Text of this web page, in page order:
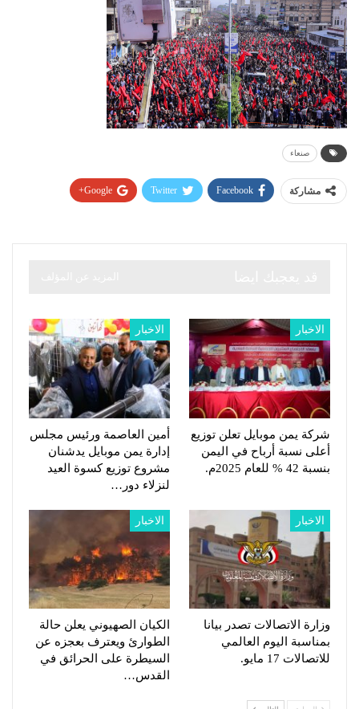
صنعاء
مشاركة Facebook
Twitter
Google+
الاخبار
شركة يمن موبايل تعلن توزيع
أعلى نسبة أرباح في اليمن
بنسبة 42 % للعام 2025م.
الاخبار
أمين العاصمة ورئيس مجلس
إدارة يمن موبايل يدشنان
مشروع توزيع كسوة العيد
لنزلاء دور…
الاخبار
وزارة الاتصالات تصدر بيانا
بمناسبة اليوم العالمي
للاتصالات 17 مايو.
الاخبار
الكيان الصهيوني يعلن حالة
الطوارئ ويعترف بعجزه عن
السيطرة على الحرائق في
القدس…